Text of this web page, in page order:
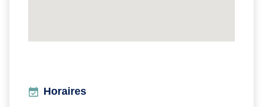
Horaires